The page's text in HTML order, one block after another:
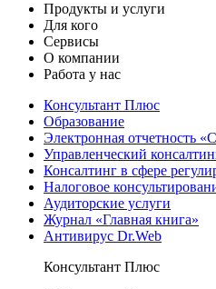
Продукты и услуги
Для кого
Сервисы
О компании
Работа у нас
Консультант Плюс
Образование
Электронная отчетность
Управленческий
Консалтинг в сфере
Налоговое
Аудиторские услуги
Журнал «Главная книга»
Антивирус Dr.Web
Консультант Плюс